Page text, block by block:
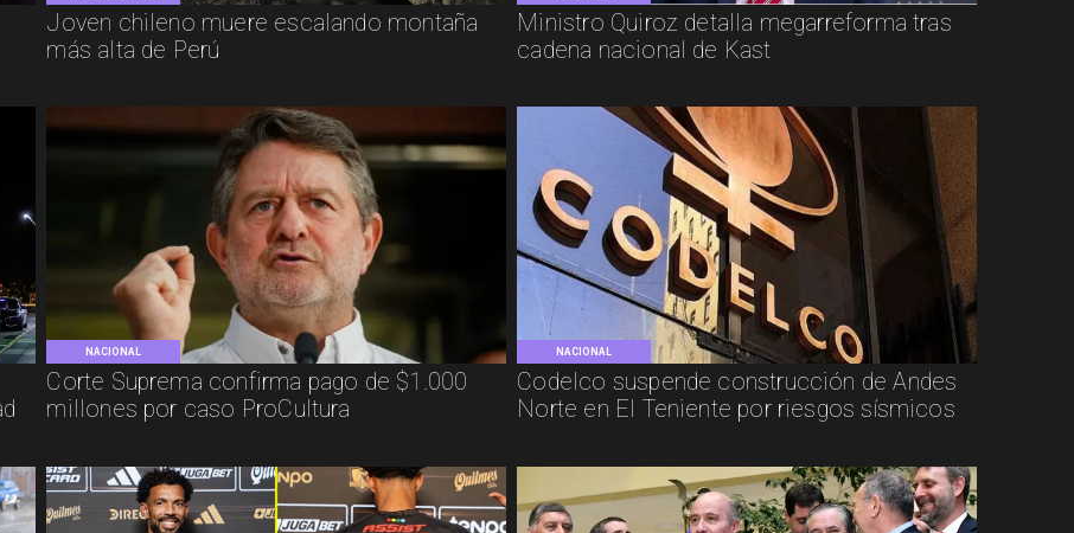
Joven chileno muere escalando montaña
más alta de Perú
Ministro Quiroz detalla megarreforma tras
cadena nacional de Kast
NACIONAL
Corte Suprema confirma pago de $1.000
millones por caso ProCultura
NACIONAL
Codelco suspende construcción de Andes
Norte en El Teniente por riesgos sísmicos